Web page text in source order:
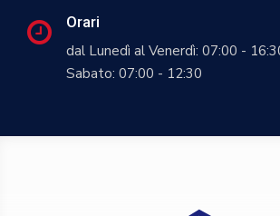
Orari
dal Lunedì al Venerdì: 07:00 -
Sabato: 07:00 - 12:30